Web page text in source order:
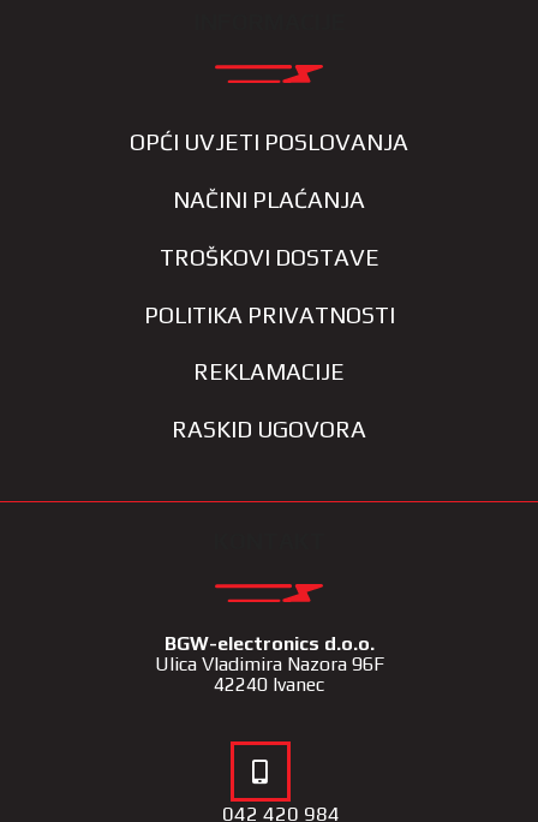
OPĆI UVJETI POSLOVANJA
NAČINI PLAĆANJA
TROŠKOVI DOSTAVE
POLITIKA PRIVATNOSTI
REKLAMACIJE
RASKID UGOVORA
BGW-electronics d.o.o.
Ulica Vladimira Nazora 96F
42240 Ivanec
042 420 984